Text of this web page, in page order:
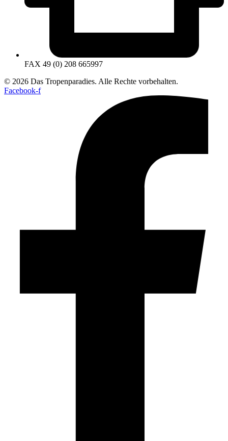
FAX 49 (0) 208 665997
© 2026 Das Tropenparadies. Alle Rechte vorbehalten.
Facebook-f